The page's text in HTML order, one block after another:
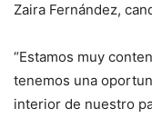
Zaira Fernández,
“Estamos muy
tenemos una
interior de nuestro